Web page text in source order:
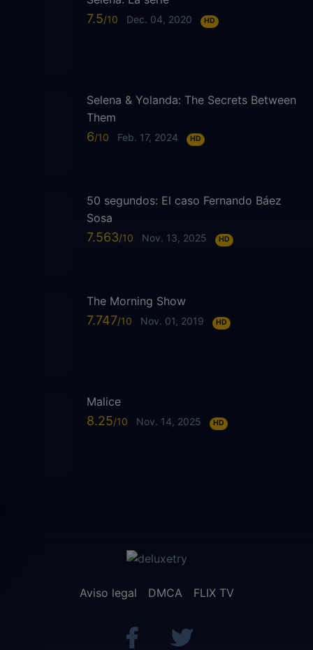
7.5 Dec. 04, 2020 HD
Selena & Yolanda: The Secrets Between
Them
6 Feb. 17, 2024 HD
50 segundos: El caso Fernando Báez
Sosa
7.563 Nov. 13, 2025 HD
The Morning Show
7.747 Nov. 01, 2019 HD
Malice
8.25 Nov. 14, 2025 HD
Aviso legal DMCA FLIX TV